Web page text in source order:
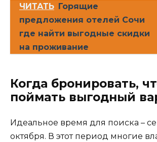
ЧИТАТЬ Горящие
предложения отелей Сочи
где найти выгодные скидки
на проживание
Когда бронировать,
поймать выгодный
Идеальное время для поиска –
октября. В этот период многие